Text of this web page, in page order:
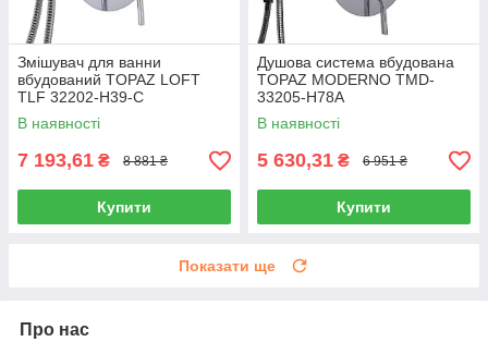
Змішувач для ванни
вбудований TOPAZ LOFT
TLF 32202-H39-C
В наявності
7 193,61 ₴ 8 881 ₴
Купити
Душова система вбудована
TOPAZ MODERNO TMD-
33205-H78A
В наявності
5 630,31 ₴ 6 951 ₴
Купити
Показати ще
Про нас